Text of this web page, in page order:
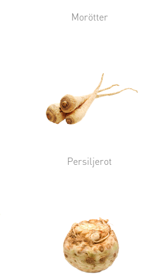
Morötter
Persiljerot